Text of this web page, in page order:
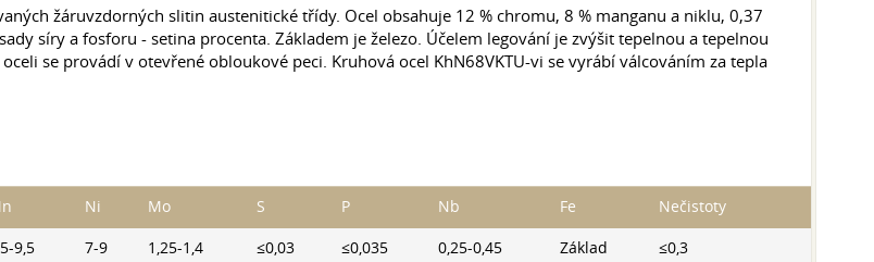
žáruvzdorných slitin austenitické třídy. Ocel obsahuje 12 % chromu, 8 % manganu a niklu, 0,37
síry a fosforu - setina procenta. Základem je železo. Účelem legování je zvýšit tepelnou a tepelnou
se provádí v otevřené obloukové peci. Kruhová ocel KhN68VKTU-vi se vyrábí válcováním za tepla
Ni Mo S P Nb Fe Nečistoty
9,5 7-9 1,25-1,4 ≤0,03 ≤0,035 0,25-0,45 Základ ≤0,3